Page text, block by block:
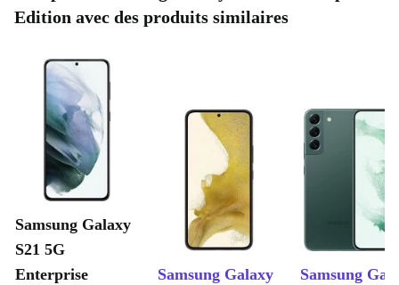
Edition avec des produits similaires
Samsung Galaxy
S21 5G
Enterprise
Samsung Galaxy
Samsung